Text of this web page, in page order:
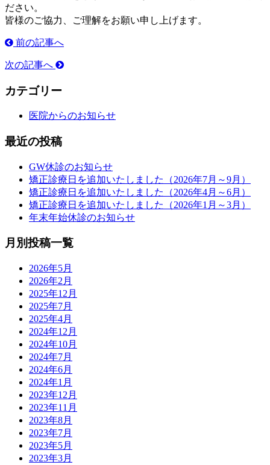
ださい。
皆様のご協力、ご理解をお願い申し上げます。
前の記事へ
次の記事へ
カテゴリー
医院からのお知らせ
最近の投稿
GW休診のお知らせ
矯正診療日を追加いたしました（2026年7月～9月）
矯正診療日を追加いたしました（2026年4月～6月）
矯正診療日を追加いたしました（2026年1月～3月）
年末年始休診のお知らせ
月別投稿一覧
2026年5月
2026年2月
2025年12月
2025年7月
2025年4月
2024年12月
2024年10月
2024年7月
2024年6月
2024年1月
2023年12月
2023年11月
2023年8月
2023年7月
2023年5月
2023年3月